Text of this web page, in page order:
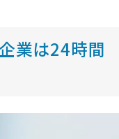
業は24時間